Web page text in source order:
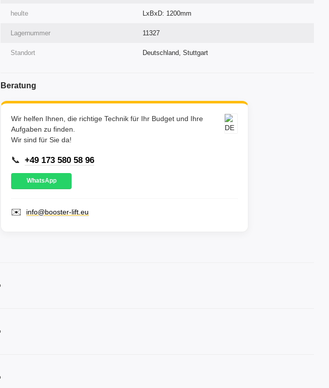
heulte LxBxD: 1200mm
Lagernummer 11327
Standort Deutschland, Stuttgart
Beratung
Wir helfen Ihnen, die richtige Technik für Ihr Budget und Ihre
Aufgaben zu finden.
Wir sind für Sie da!
📞 +49 173 580 58 96
WhatsApp
✉️ info@booster-lift.eu